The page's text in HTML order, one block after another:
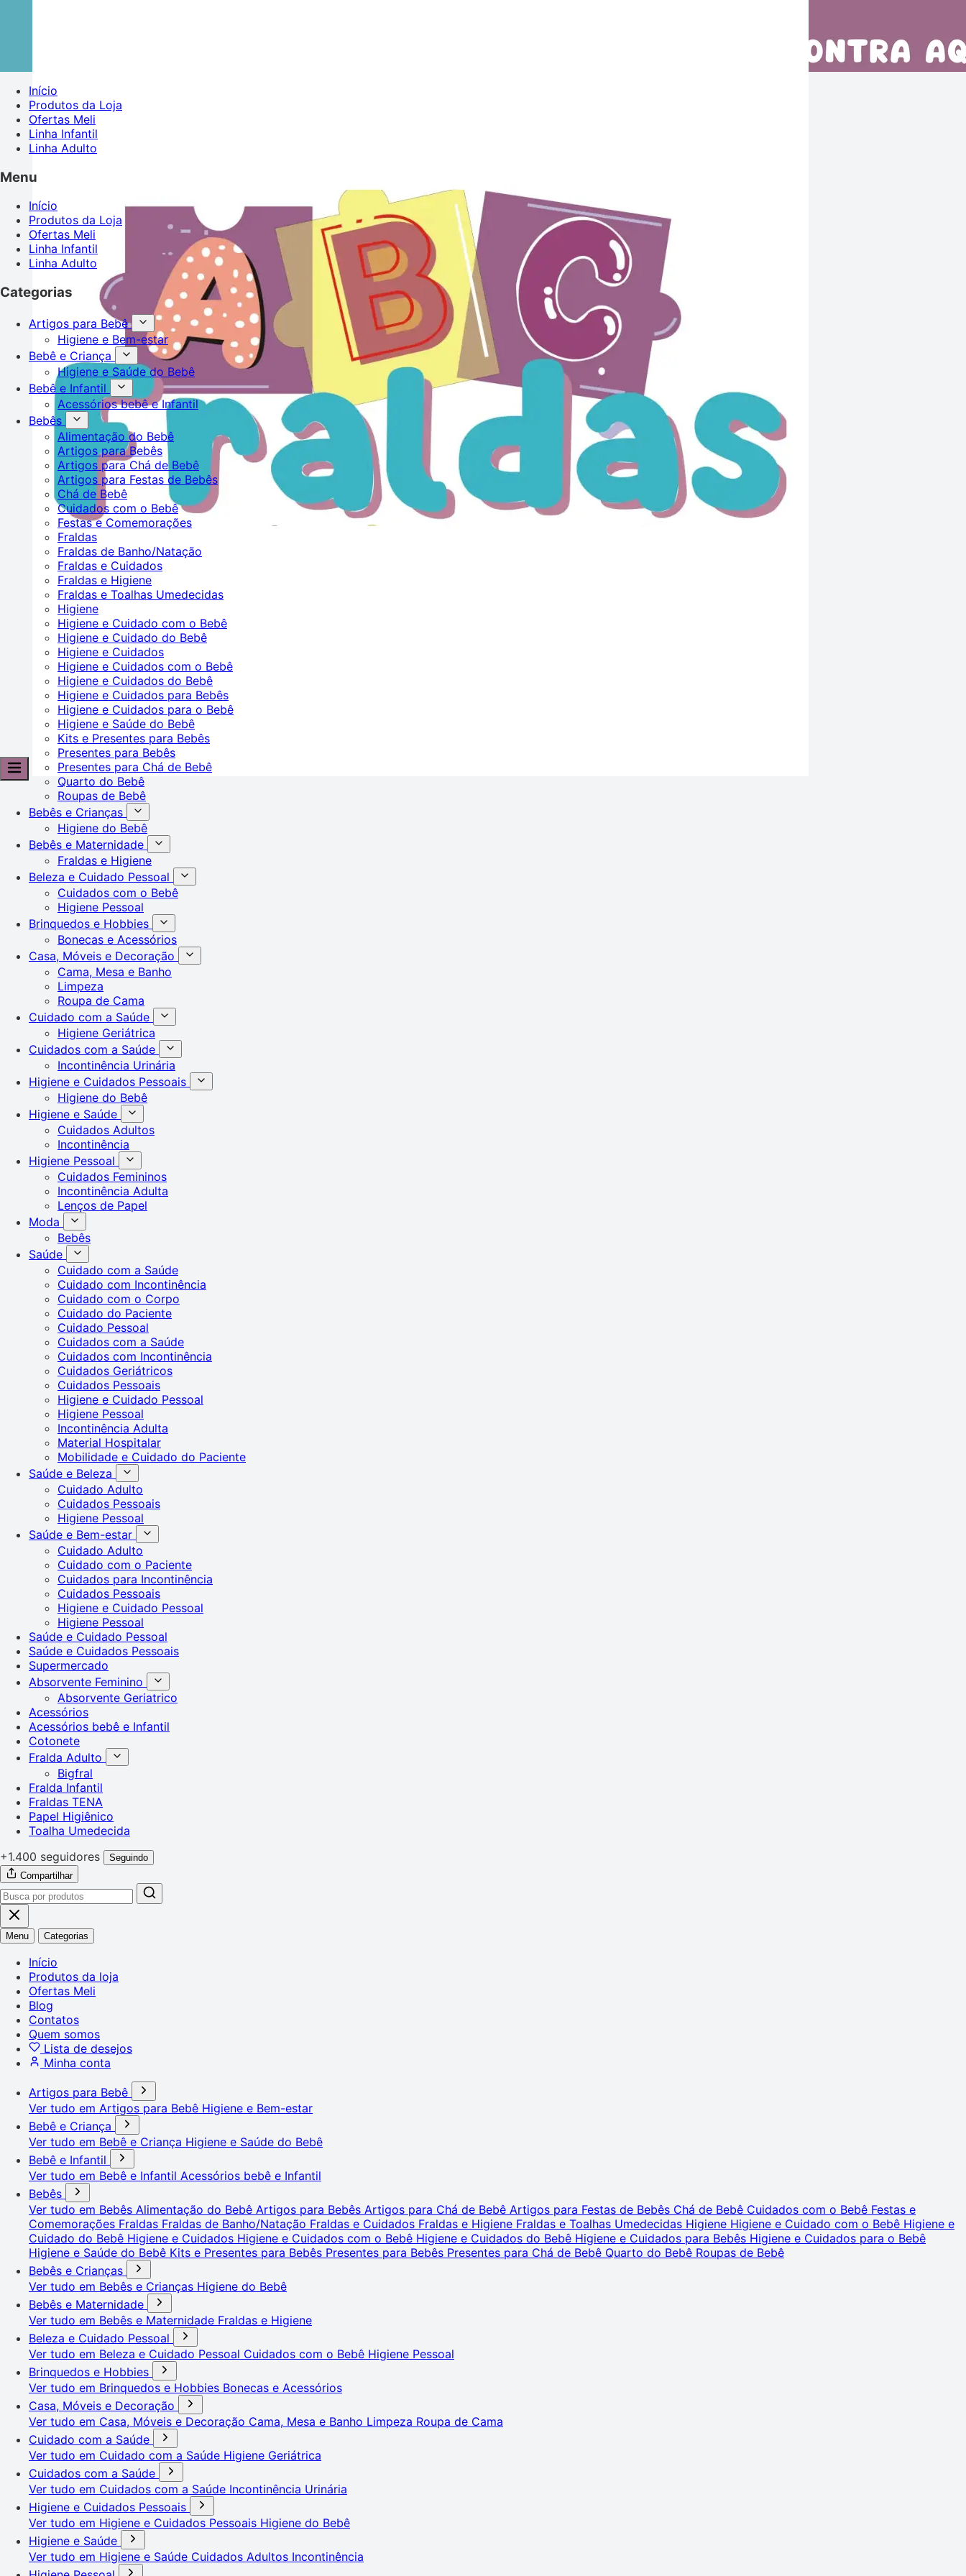
Início
Produtos da Loja
Ofertas Meli
Linha Infantil
Linha Adulto
Menu
Início
Produtos da Loja
Ofertas Meli
Linha Infantil
Linha Adulto
Categorias
Artigos para Bebê
Higiene e Bem-estar
Bebê e Criança
Higiene e Saúde do Bebê
Bebê e Infantil
Acessórios bebê e Infantil
Bebês
Alimentação do Bebê
Artigos para Bebês
Artigos para Chá de Bebê
Artigos para Festas de Bebês
Chá de Bebê
Cuidados com o Bebê
Festas e Comemorações
Fraldas
Fraldas de Banho/Natação
Fraldas e Cuidados
Fraldas e Higiene
Fraldas e Toalhas Umedecidas
Higiene
Higiene e Cuidado com o Bebê
Higiene e Cuidado do Bebê
Higiene e Cuidados
Higiene e Cuidados com o Bebê
Higiene e Cuidados do Bebê
Higiene e Cuidados para Bebês
Higiene e Cuidados para o Bebê
Higiene e Saúde do Bebê
Kits e Presentes para Bebês
Presentes para Bebês
Presentes para Chá de Bebê
Quarto do Bebê
Roupas de Bebê
Bebês e Crianças
Higiene do Bebê
Bebês e Maternidade
Fraldas e Higiene
Beleza e Cuidado Pessoal
Cuidados com o Bebê
Higiene Pessoal
Brinquedos e Hobbies
Bonecas e Acessórios
Casa, Móveis e Decoração
Cama, Mesa e Banho
Limpeza
Roupa de Cama
Cuidado com a Saúde
Higiene Geriátrica
Cuidados com a Saúde
Incontinência Urinária
Higiene e Cuidados Pessoais
Higiene do Bebê
Higiene e Saúde
Cuidados Adultos
Incontinência
Higiene Pessoal
Cuidados Femininos
Incontinência Adulta
Lenços de Papel
Moda
Bebês
Saúde
Cuidado com a Saúde
Cuidado com Incontinência
Cuidado com o Corpo
Cuidado do Paciente
Cuidado Pessoal
Cuidados com a Saúde
Cuidados com Incontinência
Cuidados Geriátricos
Cuidados Pessoais
Higiene e Cuidado Pessoal
Higiene Pessoal
Incontinência Adulta
Material Hospitalar
Mobilidade e Cuidado do Paciente
Saúde e Beleza
Cuidado Adulto
Cuidados Pessoais
Higiene Pessoal
Saúde e Bem-estar
Cuidado Adulto
Cuidado com o Paciente
Cuidados para Incontinência
Cuidados Pessoais
Higiene e Cuidado Pessoal
Higiene Pessoal
Saúde e Cuidado Pessoal
Saúde e Cuidados Pessoais
Supermercado
Absorvente Feminino
Absorvente Geriatrico
Acessórios
Acessórios bebê e Infantil
Cotonete
Fralda Adulto
Bigfral
Fralda Infantil
Fraldas TENA
Papel Higiênico
Toalha Umedecida
+1.400 seguidores
Seguindo
Compartilhar
Menu Categorias
Início
Produtos da loja
Ofertas Meli
Blog
Contatos
Quem somos
Lista de desejos
Minha conta
Artigos para Bebê
Ver tudo em Artigos para Bebê Higiene e Bem-estar
Bebê e Criança
Ver tudo em Bebê e Criança Higiene e Saúde do Bebê
Bebê e Infantil
Ver tudo em Bebê e Infantil Acessórios bebê e Infantil
Bebês
Ver tudo em Bebês Alimentação do Bebê Artigos para Bebês Artigos para Chá de Bebê Artigos para Festas de Bebês Chá de Bebê Cuidados com o Bebê Festas e
Comemorações Fraldas Fraldas de Banho/Natação Fraldas e Cuidados Fraldas e Higiene Fraldas e Toalhas Umedecidas Higiene Higiene e Cuidado com o Bebê Higiene e
Cuidado do Bebê Higiene e Cuidados Higiene e Cuidados com o Bebê Higiene e Cuidados do Bebê Higiene e Cuidados para Bebês Higiene e Cuidados para o Bebê
Higiene e Saúde do Bebê Kits e Presentes para Bebês Presentes para Bebês Presentes para Chá de Bebê Quarto do Bebê Roupas de Bebê
Bebês e Crianças
Ver tudo em Bebês e Crianças Higiene do Bebê
Bebês e Maternidade
Ver tudo em Bebês e Maternidade Fraldas e Higiene
Beleza e Cuidado Pessoal
Ver tudo em Beleza e Cuidado Pessoal Cuidados com o Bebê Higiene Pessoal
Brinquedos e Hobbies
Ver tudo em Brinquedos e Hobbies Bonecas e Acessórios
Casa, Móveis e Decoração
Ver tudo em Casa, Móveis e Decoração Cama, Mesa e Banho Limpeza Roupa de Cama
Cuidado com a Saúde
Ver tudo em Cuidado com a Saúde Higiene Geriátrica
Cuidados com a Saúde
Ver tudo em Cuidados com a Saúde Incontinência Urinária
Higiene e Cuidados Pessoais
Ver tudo em Higiene e Cuidados Pessoais Higiene do Bebê
Higiene e Saúde
Ver tudo em Higiene e Saúde Cuidados Adultos Incontinência